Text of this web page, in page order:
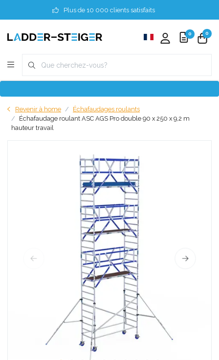
Plus de 10 000 clients satisfaits
0 0
Revenir à home
Échafaudages roulants
Échafaudage roulant ASC AGS Pro double 90 x 250 x 9,2 m
hauteur travail